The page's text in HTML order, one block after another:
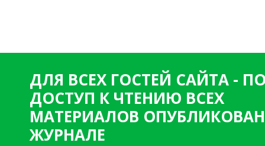
ДЛЯ ВСЕХ ГОСТЕЙ САЙТА -
ДОСТУП К ЧТЕНИЮ ВСЕХ
МАТЕРИАЛОВ
ЖУРНАЛЕ